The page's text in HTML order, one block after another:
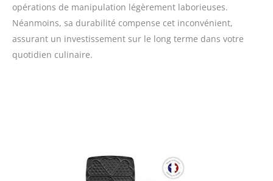
opérations de manipulation légèrement laborieuses.
Néanmoins, sa durabilité compense cet inconvénient,
assurant un investissement sur le long terme dans votre
quotidien culinaire.